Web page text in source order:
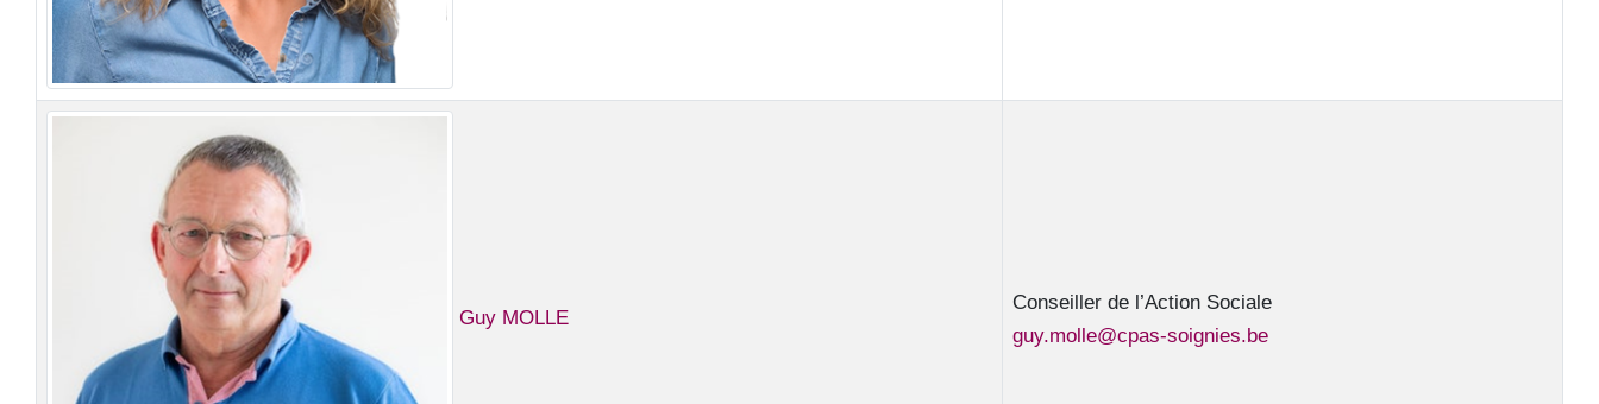
Guy MOLLE
Conseiller de l’Action Sociale
guy.molle@cpas-soignies.be